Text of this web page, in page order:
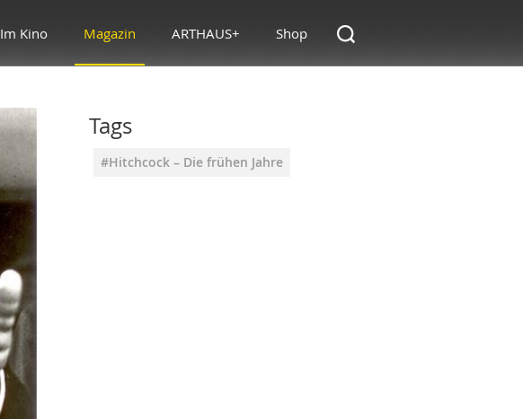
Im Kino Magazin ARTHAUS+ Shop
Tags
#Hitchcock – Die frühen Jahre